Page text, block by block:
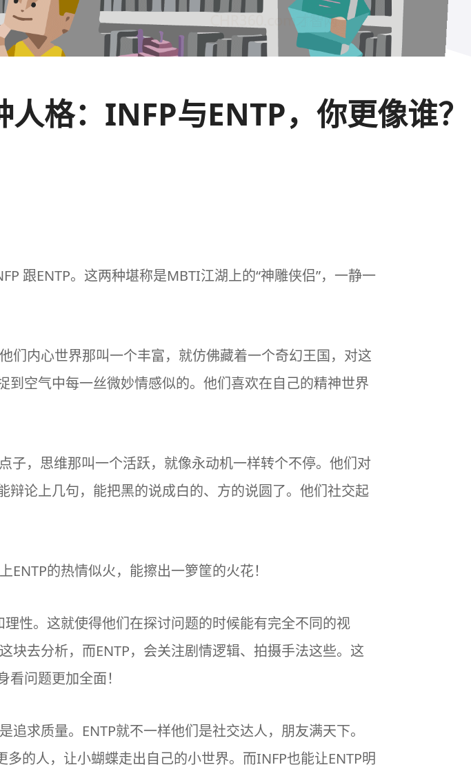
格：INFP与ENTP，你更像谁？
跟ENTP。这两种堪称是MBTI江湖上的“神雕侠侣”，一静一
们内心世界那叫一个丰富，就仿佛藏着一个奇幻王国，对这
空气中每一丝微妙情感似的。他们喜欢在自己的精神世界
子，思维那叫一个活跃，就像永动机一样转个不停。他们对
论上几句，能把黑的说成白的、方的说圆了。他们社交起
的热情似火，能擦出一箩筐的火花！
性。这就使得他们在探讨问题的时候能有完全不同的视
块去分析，而ENTP，会关注剧情逻辑、拍摄手法这些。这
问题更加全面！
求质量。ENTP就不一样他们是社交达人，朋友满天下。
的人，让小蝴蝶走出自己的小世界。而INFP也能让ENTP明